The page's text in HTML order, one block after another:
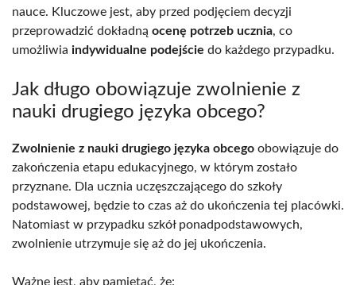
nauce. Kluczowe jest, aby przed podjęciem decyzji
przeprowadzić dokładną ocenę potrzeb ucznia, co
umożliwia indywidualne podejście do każdego przypadku.
Jak długo obowiązuje zwolnienie z
nauki drugiego języka obcego?
Zwolnienie z nauki drugiego języka obcego obowiązuje do
zakończenia etapu edukacyjnego, w którym zostało
przyznane. Dla ucznia uczęszczającego do szkoły
podstawowej, będzie to czas aż do ukończenia tej placówki.
Natomiast w przypadku szkół ponadpodstawowych,
zwolnienie utrzymuje się aż do jej ukończenia.
Ważne jest, aby pamiętać, że: